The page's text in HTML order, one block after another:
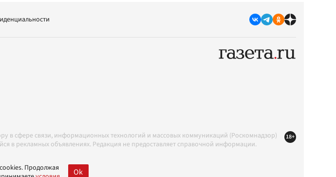
в сфере связи, информационных технологий и массовых коммуникаций (Роскомнадзор)
в рекламных объявлениях. Редакция не предоставляет справочной информации.
18+
Продолжая
Ok